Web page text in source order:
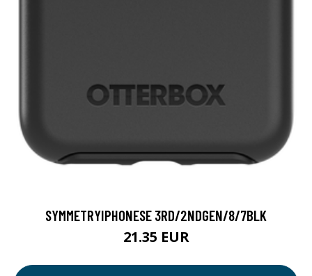
SYMMETRYIPHONESE 3RD/2NDGEN/8/7BLK
21.35 EUR